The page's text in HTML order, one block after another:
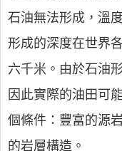
石油無法形成，溫
形成的深度在世界
六千米。由於石油
因此實際的油田可
個條件：豐富的源
的岩層構造。